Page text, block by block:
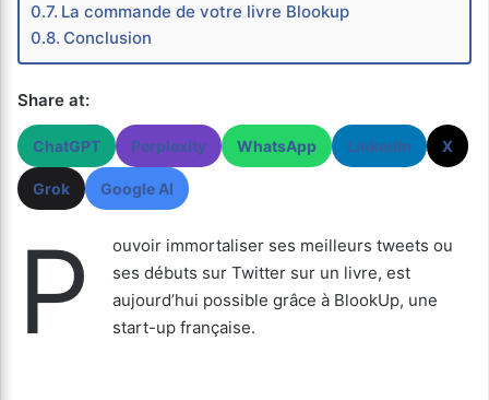
La commande de votre livre Blookup
Conclusion
Share at:
ChatGPT Perplexity WhatsApp LinkedIn X
Grok Google AI
P
ouvoir immortaliser ses meilleurs tweets ou
ses débuts sur Twitter sur un livre, est
aujourd’hui possible grâce à BlookUp, une
start-up française.